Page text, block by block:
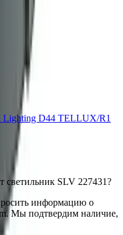
Lighting D44 TELLUX/R1
светильник SLV 227431?
информацию о
Мы подтвердим наличие,